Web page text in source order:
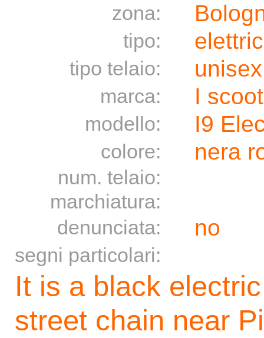
zona:
tipo:
tipo telaio: unisex
marca: I
modello: I9
colore: nera
num. telaio:
marchiatura:
denunciata:
no
segni particolari:
It is a black
street chain near